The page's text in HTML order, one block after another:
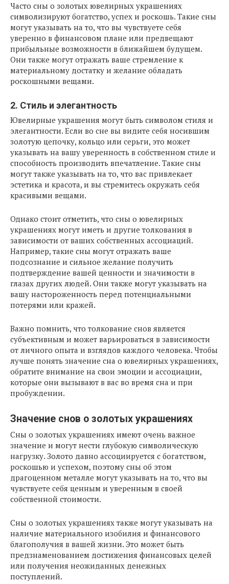
Часто сны о золотых ювелирных украшениях
символизируют богатство, успех и роскошь. Такие сны
могут указывать на то, что вы чувствуете себя
уверенно в финансовом плане или предвещают
прибыльные возможности в ближайшем будущем.
Они также могут отражать ваше стремление к
материальному достатку и желание обладать
роскошными вещами.
2. Стиль и элегантность
Ювелирные украшения могут быть символом стиля и
элегантности. Если во сне вы видите себя носившим
золотую цепочку, кольцо или серьги, это может
указывать на вашу уверенность в собственном стиле и
способность производить впечатление. Такие сны
могут также указывать на то, что вас привлекает
эстетика и красота, и вы стремитесь окружать себя
красивыми вещами.
Однако стоит отметить, что сны о ювелирных
украшениях могут иметь и другие толкования в
зависимости от ваших собственных ассоциаций.
Например, такие сны могут отражать ваше
подсознание и сильное желание получить
подтверждение вашей ценности и значимости в
глазах других людей. Они также могут указывать на
вашу настороженность перед потенциальными
потерями или кражей.
Важно помнить, что толкование снов является
субъективным и может варьироваться в зависимости
от личного опыта и взглядов каждого человека. Чтобы
лучше понять значение сна о ювелирных украшениях,
обратите внимание на свои эмоции и ассоциации,
которые они вызывают в вас во время сна и при
пробуждении.
Значение снов о золотых украшениях
Сны о золотых украшениях имеют очень важное
значение и могут нести глубокую символическую
нагрузку. Золото давно ассоциируется с богатством,
роскошью и успехом, поэтому сны об этом
драгоценном металле могут указывать на то, что вы
чувствуете себя ценным и уверенным в своей
собственной стоимости.
Сны о золотых украшениях также могут указывать на
наличие материального изобилия и финансового
благополучия в вашей жизни. Это может быть
предзнаменованием достижения финансовых целей
или получения неожиданных денежных
поступлений.